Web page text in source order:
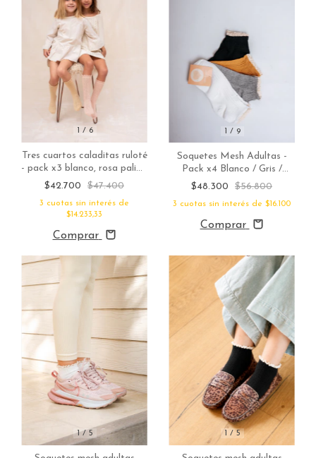
1 / 6
Tres cuartos caladitas ruloté
- pack x3 blanco, rosa palido
y vainilla
$42.700 $47.400
3 cuotas sin interés de
$14.233,33
Comprar
1 / 9
Soquetes Mesh Adultas -
Pack x4 Blanco / Gris /
Habano / Negro
$48.300 $56.800
3 cuotas sin interés de $16.100
Comprar
1/ 5 1 / 5